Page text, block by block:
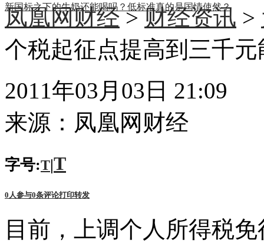
新国标之下的牛奶还能喝吗？低标准真的是国情使然？
凤凰网财经>财经资讯 >
个税起征点提高到三千
2011年03月03日 21:09
来源： 凤凰网财经
字号:T|T
0 人参与0条评论打印转发
目前，上调个人所得税